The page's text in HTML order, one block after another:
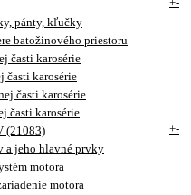
pánty, kľučky
batožinového priestoru
časti karosérie
časti karosérie
časti karosérie
časti karosérie
(21083)
+-
a jeho hlavné prvky
motora
motora